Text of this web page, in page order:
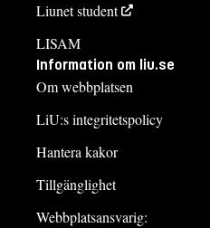
Liunet student
LISAM
Information om liu.se
Om webbplatsen
LiU:s integritetspolicy
Hantera kakor
Tillgänglighet
Webbplatsansvarig: